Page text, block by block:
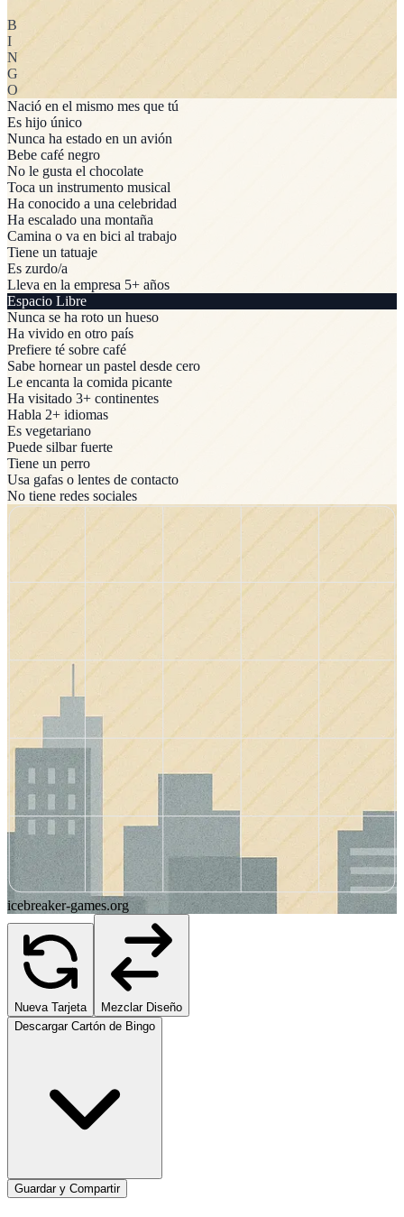
B
I
N
G
O
Nació en el mismo mes que tú
Es hijo único
Nunca ha estado en un avión
Bebe café negro
No le gusta el chocolate
Toca un instrumento musical
Ha conocido a una celebridad
Ha escalado una montaña
Camina o va en bici al trabajo
Tiene un tatuaje
Es zurdo/a
Lleva en la empresa 5+ años
Espacio Libre
Nunca se ha roto un hueso
Ha vivido en otro país
Prefiere té sobre café
Sabe hornear un pastel desde cero
Le encanta la comida picante
Ha visitado 3+ continentes
Habla 2+ idiomas
Es vegetariano
Puede silbar fuerte
Tiene un perro
Usa gafas o lentes de contacto
No tiene redes sociales
icebreaker-games.org
Nueva Tarjeta
Mezclar Diseño
Descargar Cartón de Bingo
Guardar y Compartir